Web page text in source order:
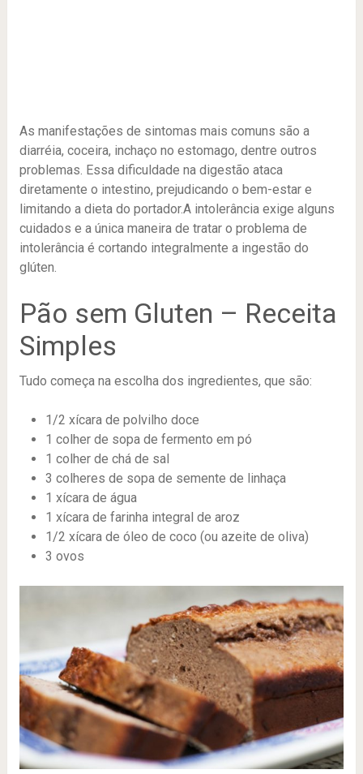
As manifestações de sintomas mais comuns são a
diarréia, coceira, inchaço no estomago, dentre outros
problemas. Essa dificuldade na digestão ataca
diretamente o intestino, prejudicando o bem-estar e
limitando a dieta do portador.A intolerância exige alguns
cuidados e a única maneira de tratar o problema de
intolerância é cortando integralmente a ingestão do
glúten.
Pão sem Gluten – Receita
Simples
Tudo começa na escolha dos ingredientes, que são:
1/2 xícara de polvilho doce
1 colher de sopa de fermento em pó
1 colher de chá de sal
3 colheres de sopa de semente de linhaça
1 xícara de água
1 xícara de farinha integral de aroz
1/2 xícara de óleo de coco (ou azeite de oliva)
3 ovos